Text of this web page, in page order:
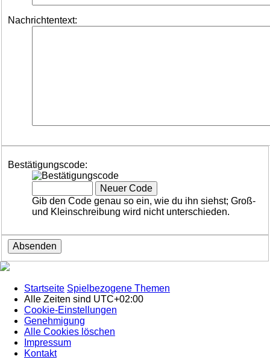
Nachrichtentext:
Bestätigungscode:
Gib den Code genau so ein, wie du ihn siehst; Groß-
und Kleinschreibung wird nicht unterschieden.
Startseite Spielbezogene Themen
Alle Zeiten sind UTC+02:00
Cookie-Einstellungen
Genehmigung
Alle Cookies löschen
Impressum
Kontakt